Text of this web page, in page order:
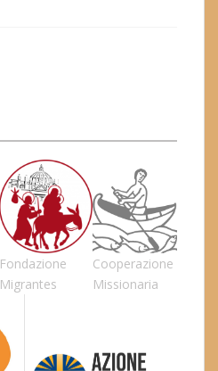
Fondazione
Migrantes
Cooperazione
Missionaria